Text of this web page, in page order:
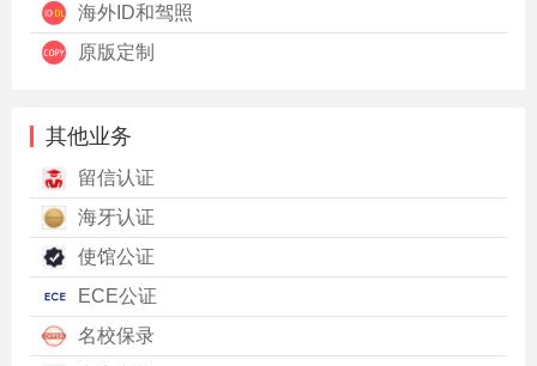
海外ID和驾照
原版定制
其他业务
留信认证
海牙认证
使馆公证
ECE公证
名校保录